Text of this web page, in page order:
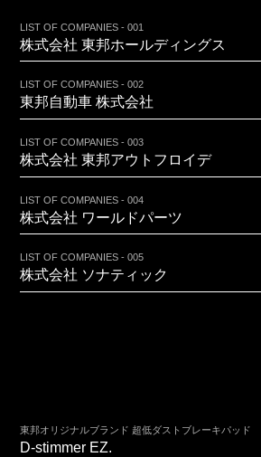
LIST OF COMPANIES - 001
株式会社 東邦ホールディングス
LIST OF COMPANIES - 002
東邦自動車 株式会社
LIST OF COMPANIES - 003
株式会社 東邦アウトフロイデ
LIST OF COMPANIES - 004
株式会社 ワールドパーツ
LIST OF COMPANIES - 005
株式会社 ソナティック
東邦オリジナルブランド 超低ダストブレーキパッド
D-stimmer EZ.